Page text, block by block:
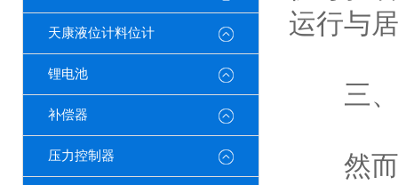
天康液位计料位计
锂电池
补偿器
压力控制器
运行与
三、
然而